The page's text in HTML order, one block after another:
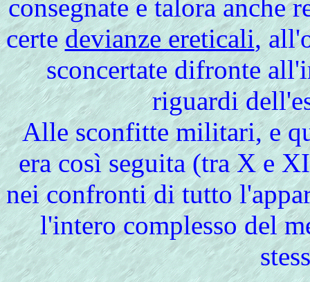
consegnate e talora
certedevianze ereticali,
sconcertate difronte
riguardi
Alle sconfitte militari, e
era così seguita (tra X e
nei confronti di tutto
l'intero complesso del